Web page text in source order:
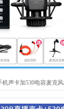
机声卡加530电容麦克